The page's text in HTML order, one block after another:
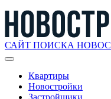
САЙТ ПОИСКА
Квартиры
Новостройки
Застройщики